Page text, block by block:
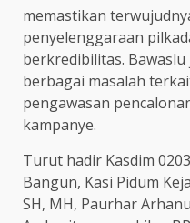
memastikan
penyelenggaraan
berkredibilitas.
berbagai masalah
pengawasan
kampanye.
Turut hadir Kasdim
Bangun, Kasi Pidum
SH, MH, Paurhar